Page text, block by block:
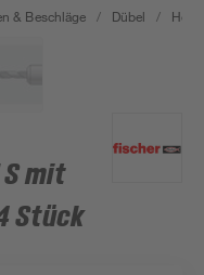
& Beschläge / Dübel /
mit
Stück